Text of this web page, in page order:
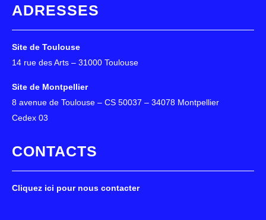
ADRESSES
Site de Toulouse
14 rue des Arts – 31000 Toulouse
Site de Montpellier
8 avenue de Toulouse – CS 50037 – 34078 Montpellier
Cedex 03
CONTACTS
Cliquez ici pour nous contacter